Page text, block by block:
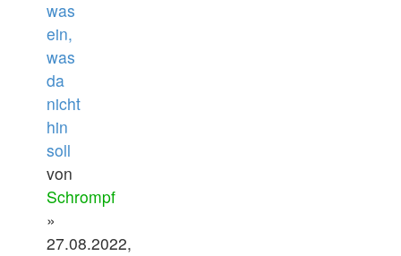
was
ein,
was
da
nicht
hin
soll
von
Schrompf
»
27.08.2022,